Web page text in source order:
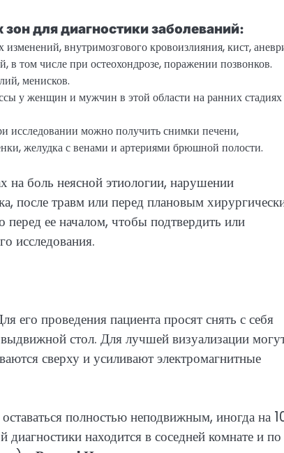
для диагностики заболеваний:
изменений, внутримозгового кровоизлияния, кист,
в том числе при остеохондрозе, поражении позвонков.
менисков.
у женщин и мужчин в этой области на ранних стадиях
исследовании можно получить снимки печени,
желудка с венами и артериями брюшной полости.
боль неясной этиологии, нарушении
после травм или перед плановым
ее началом, чтобы подтвердить или
исследования.
его проведения пациента просят снять с себя
стол. Для лучшей визуализации
сверху и усиливают электромагнитные
полностью неподвижным, иногда на
находится в соседней комнате и по